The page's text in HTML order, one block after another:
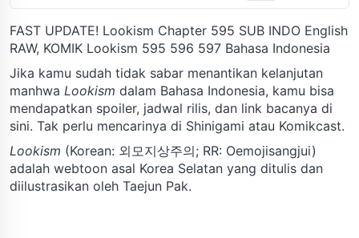
FAST UPDATE! Lookism Chapter 595 SUB INDO English
RAW, KOMIK Lookism 595 596 597 Bahasa Indonesia
Jika kamu sudah tidak sabar menantikan kelanjutan
manhwa Lookism dalam Bahasa Indonesia, kamu bisa
mendapatkan spoiler, jadwal rilis, dan link bacanya di
sini. Tak perlu mencarinya di Shinigami atau Komikcast.
Lookism (Korean: 외모지상주의; RR: Oemojisangjui)
adalah webtoon asal Korea Selatan yang ditulis dan
diilustrasikan oleh Taejun Pak.